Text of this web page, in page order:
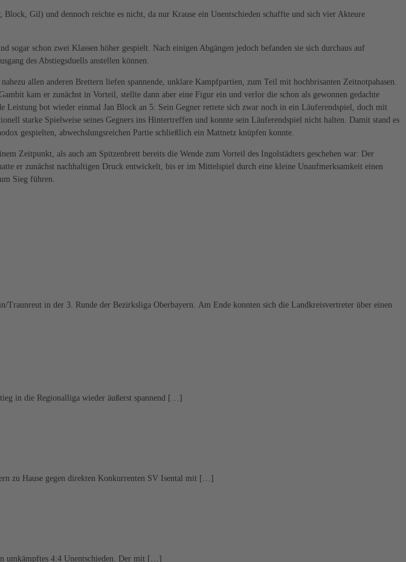
Gil) und dennoch reichte es nicht, da nur Krause ein Unentschieden schaffte und sich vier Akteure
sogar schon zwei Klassen höher gespielt. Nach einigen Abgängen jedoch befanden sie sich durchaus auf
des Abstiegsduells anstellen können.
allen anderen Brettern liefen spannende, unklare Kampfpartien, zum Teil mit hochbrisanten Zeitnotpahasen.
kam er zunächst in Vorteil, stellte dann aber eine Figur ein und verlor die schon als gewonnen gedachte
bot wieder einmal Jan Block an 5: Sein Gegner rettete sich zwar noch in ein Läuferendspiel, doch mit
starke Spielweise seines Gegners ins Hintertreffen und konnte sein Läuferendspiel nicht halten. Damit stand es
gespielten, abwechslungsreichen Partie schließlich ein Mattnetz knüpfen konnte.
Zeitpunkt, als auch am Spitzenbrett bereits die Wende zum Vorteil des Ingolstädters geschehen war: Der
er zunächst nachhaltigen Druck entwickelt, bis er im Mittelspiel durch eine kleine Unaufmerksamkeit einen
Sieg führen.
Traunreut in der 3. Runde der Bezirksliga Oberbayern. Am Ende konnten sich die Landkreisvertreter über einen
in die Regionalliga wieder äußerst spannend […]
zu Hause gegen direkten Konkurrenten SV Isental mit […]
umkämpftes 4:4 Unentschieden. Der mit […]